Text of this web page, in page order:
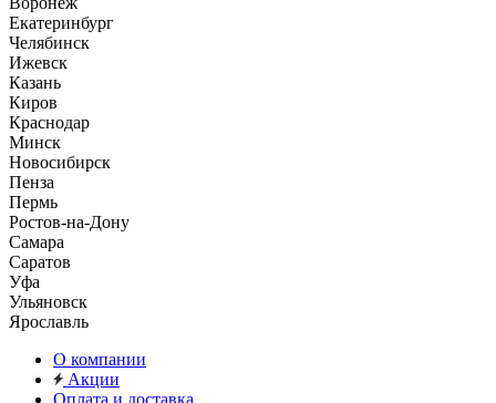
Екатеринбург
Челябинск
Ижевск
Казань
Киров
Краснодар
Минск
Новосибирск
Пенза
Пермь
Ростов-на-Дону
Самара
Саратов
Уфа
Ульяновск
Ярославль
О компании
Акции
Оплата и доставка